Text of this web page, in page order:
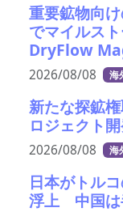
重要鉱物向
でマイルス
DryFlow
2026/08/08 海
新たな探鉱
ロジェクト
2026/08/08 海
日本がトル
浮上 中国は